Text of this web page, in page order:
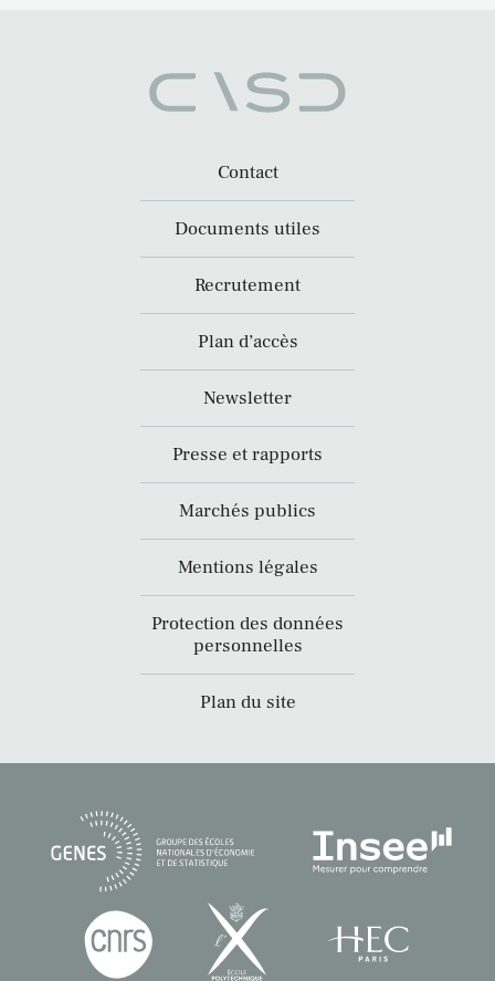
Contact
Documents utiles
Recrutement
Plan d’accès
Newsletter
Presse et rapports
Marchés publics
Mentions légales
Protection des données
personnelles
Plan du site